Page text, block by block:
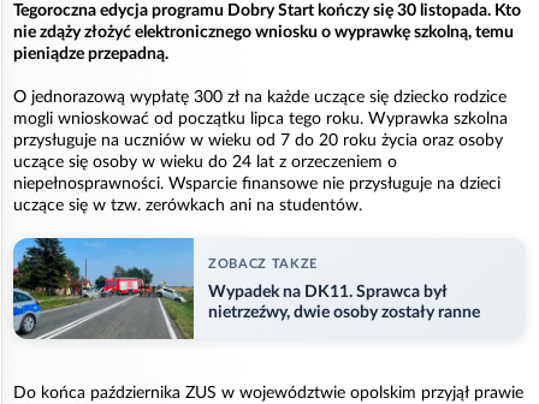
Tegoroczna edycja programu Dobry Start kończy się 30 listopada. Kto
nie zdąży złożyć elektronicznego wniosku o wyprawkę szkolną, temu
pieniądze przepadną.
O jednorazową wypłatę 300 zł na każde uczące się dziecko rodzice
mogli wnioskować od początku lipca tego roku. Wyprawka szkolna
przysługuje na uczniów w wieku od 7 do 20 roku życia oraz osoby
uczące się osoby w wieku do 24 lat z orzeczeniem o
niepełnosprawności. Wsparcie finansowe nie przysługuje na dzieci
uczące się w tzw. zerówkach ani na studentów.
ZOBACZ TAKZE
Wypadek na DK11. Sprawca był
nietrzeźwy, dwie osoby zostały ranne
Do końca października ZUS w województwie opolskim przyjął prawie